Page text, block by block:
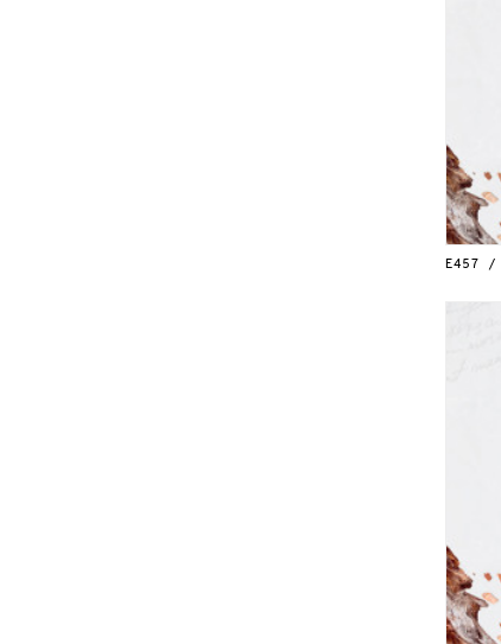
E457 /